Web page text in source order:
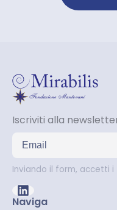
Iscriviti alla
Indirizzo email
Inviando il form, accetti i
Naviga